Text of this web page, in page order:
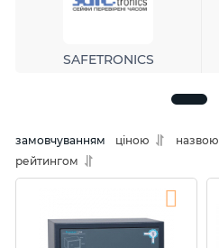
SAFETRONICS
замовчуванням ціною
назвою
рейтингом